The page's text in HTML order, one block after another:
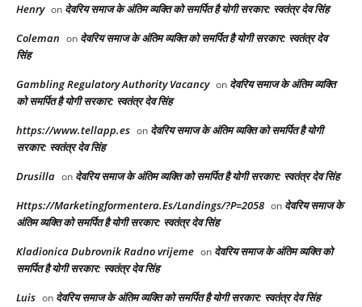
Henry on देवरिय समाज के अंतिम व्यक्ति को समर्पित है योगी सरकार: स्वतंत्र देव सिंह
Coleman on देवरिय समाज के अंतिम व्यक्ति को समर्पित है योगी सरकार: स्वतंत्र देव
सिंह
Gambling Regulatory Authority Vacancy on देवरिय समाज के अंतिम व्यक्ति
को समर्पित है योगी सरकार: स्वतंत्र देव सिंह
https://www.tellapp.es on देवरिय समाज के अंतिम व्यक्ति को समर्पित है योगी
सरकार: स्वतंत्र देव सिंह
Drusilla on देवरिय समाज के अंतिम व्यक्ति को समर्पित है योगी सरकार: स्वतंत्र देव सिंह
Https://Marketingformentera.Es/Landings/?P=2058 on देवरिय समाज के
अंतिम व्यक्ति को समर्पित है योगी सरकार: स्वतंत्र देव सिंह
Kladionica Dubrovnik Radno vrijeme on देवरिय समाज के अंतिम व्यक्ति को
समर्पित है योगी सरकार: स्वतंत्र देव सिंह
Luis on देवरिय समाज के अंतिम व्यक्ति को समर्पित है योगी सरकार: स्वतंत्र देव सिंह